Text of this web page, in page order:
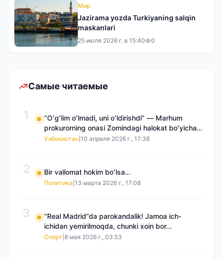
Мир
Jazirama yozda Turkiyaning salqin
maskanlari
25 июля 2026 г. в 15:40 0
Самые читаемые
1
“Oʻgʻlim oʻlmadi, uni oʻldirishdi” — Marhum
prokurorning onasi Zomindagi halokat boʻyicha
qayta tergov talab qilmoqda
Узбекистан 10 апреля 2026 г., 17:38
2 Bir vallomat hokim boʻlsa…
Политика 13 марта 2026 г., 17:08
3
“Real Madrid”da parokandalik! Jamoa ich-
ichidan yemirilmoqda, chunki xoin bor...
Спорт 8 мая 2026 г., 03:53